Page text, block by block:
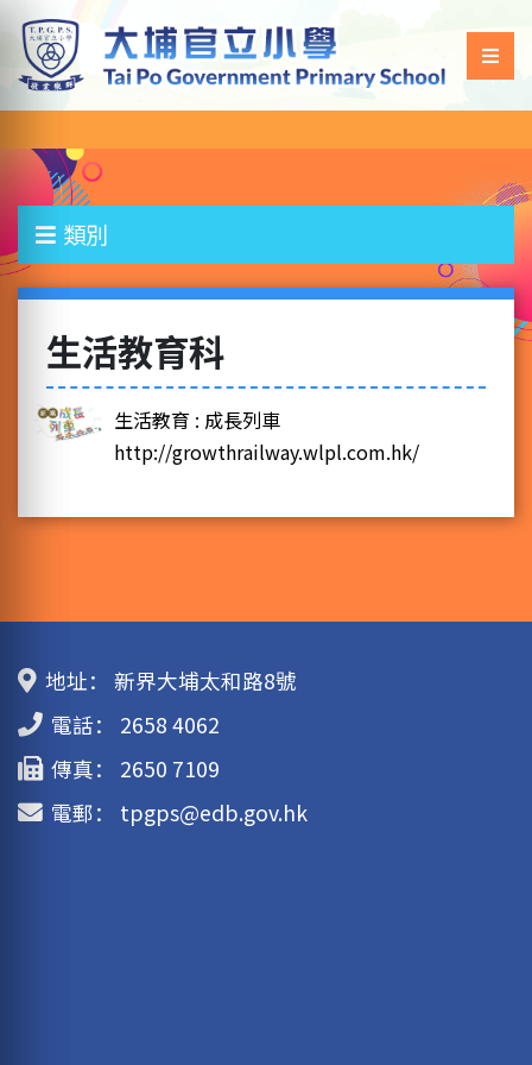
類別
生活教育科
生活教育 : 成長列車
http://growthrailway.wlpl.com.hk/
地址：
新界大埔太和路8號
電話：
2658 4062
傳真：
2650 7109
電郵：
tpgps@edb.gov.hk